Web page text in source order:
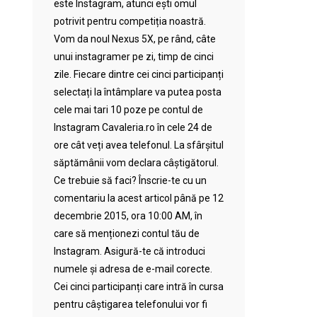
este Instagram, atunci ești omul
potrivit pentru competiția noastră.
Vom da noul Nexus 5X, pe rând, câte
unui instagramer pe zi, timp de cinci
zile. Fiecare dintre cei cinci participanți
selectați la întâmplare va putea posta
cele mai tari 10 poze pe contul de
Instagram Cavaleria.ro în cele 24 de
ore cât veți avea telefonul. La sfârșitul
săptămânii vom declara câștigătorul.
Ce trebuie să faci? Înscrie-te cu un
comentariu la acest articol până pe 12
decembrie 2015, ora 10:00 AM, în
care să menționezi contul tău de
Instagram. Asigură-te că introduci
numele și adresa de e-mail corecte.
Cei cinci participanți care intră în cursa
pentru câștigarea telefonului vor fi